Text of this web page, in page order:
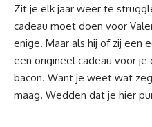
Zit je elk jaar weer te
cadeau moet doen voor
enige. Maar als hij of zij een
een origineel cadeau voor
bacon. Want je weet wat
maag. Wedden dat je hier